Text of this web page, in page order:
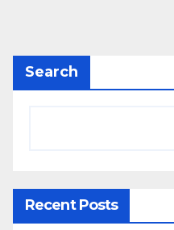
Search
Recent Posts